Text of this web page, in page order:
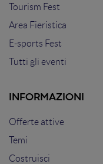
Tourism Fest
Area Fieristica
E-sports Fest
Tutti gli eventi
INFORMAZIONI
Offerte attive
Temi
Costruisci